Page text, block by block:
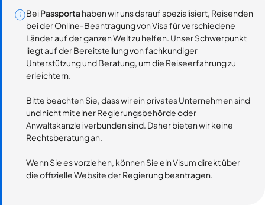
BeiPassportahaben wir uns darauf spezialisiert, Reisenden
bei der Online-Beantragung von Visa für verschiedene
Länder auf der ganzen Welt zu helfen. Unser Schwerpunkt
liegt auf der Bereitstellung von fachkundiger
Unterstützung und Beratung, um die Reiseerfahrung zu
erleichtern.
Bitte beachten Sie, dass wir ein privates Unternehmen sind
und nicht mit einer Regierungsbehörde oder
Anwaltskanzlei verbunden sind. Daher bieten wir keine
Rechtsberatung an.
Wenn Sie es vorziehen, können Sie ein Visum direkt über
die offizielle Website der Regierung beantragen.